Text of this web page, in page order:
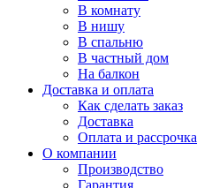
В комнату
В нишу
В спальню
В частный дом
На балкон
Доставка и оплата
Как сделать заказ
Доставка
Оплата и рассрочка
О компании
Производство
Гарантия